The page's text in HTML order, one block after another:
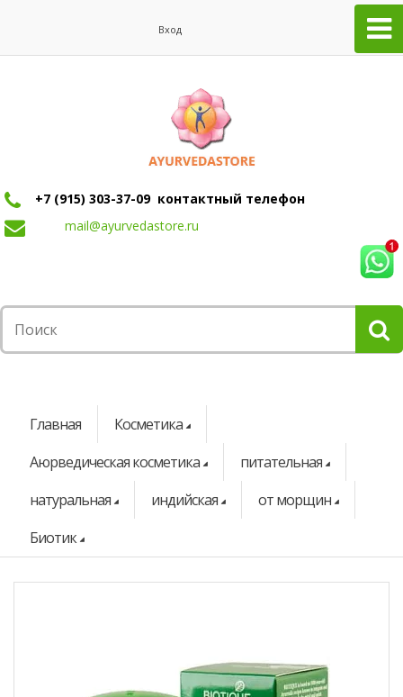
Вход
+7 (915) 303-37-09 контактный телефон
mail@ayurvedastore.ru
Главная
Косметика
Аюрведическая косметика
питательная
натуральная
индийская
от морщин
Биотик